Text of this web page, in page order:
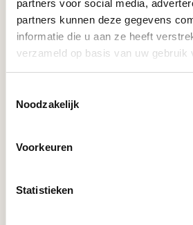
partners voor social media,
partners kunnen deze gegevens
informatie die u aan ze heeft
verzameld op basis van uw gebruik
Noodzakelijk
Voorkeuren
Statistieken
Momenteel niet op voorraad